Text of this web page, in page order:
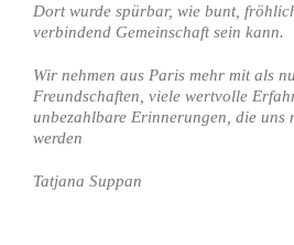
Dort wurde spürbar, wie bunt,
verbindend Gemeinschaft sein kann.
Wir nehmen aus Paris mehr mit als
Freundschaften, viele wertvolle
unbezahlbare Erinnerungen, die uns
werden
Tatjana Suppan